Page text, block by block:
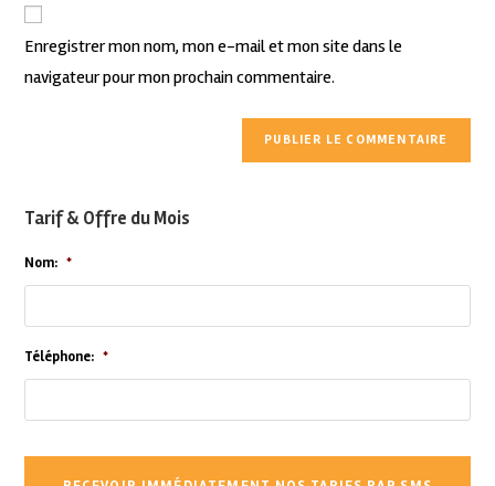
Enregistrer mon nom, mon e-mail et mon site dans le
navigateur pour mon prochain commentaire.
Tarif & Offre du Mois
Nom: *
Téléphone: *